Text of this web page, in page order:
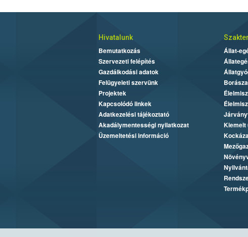
Hivatalunk
Bemutatkozás
Szervezeti felépítés
Gazdálkodási adatok
Felügyeleti szervünk
Projektek
Kapcsolódó linkek
Adatkezelési tájékoztató
Akadálymentességi nyilatkozat
Üzemeltetési információ
Állat-
Kiemelt